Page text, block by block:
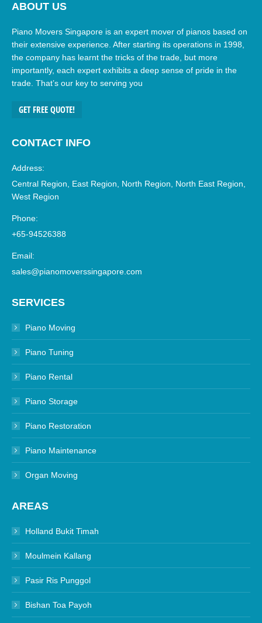
ABOUT US
Piano Movers Singapore is an expert mover of pianos based on
their extensive experience. After starting its operations in 1998,
the company has learnt the tricks of the trade, but more
importantly, each expert exhibits a deep sense of pride in the
trade. That’s our key to serving you
GET FREE QUOTE!
CONTACT INFO
Address:
Central Region, East Region, North Region, North East Region,
West Region
Phone:
+65-94526388
Email:
sales@pianomoverssingapore.com
SERVICES
Piano Moving
Piano Tuning
Piano Rental
Piano Storage
Piano Restoration
Piano Maintenance
Organ Moving
AREAS
Holland Bukit Timah
Moulmein Kallang
Pasir Ris Punggol
Bishan Toa Payoh